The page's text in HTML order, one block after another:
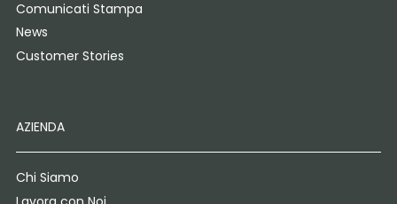
Comunicati Stampa
News
Customer Stories
AZIENDA
Chi Siamo